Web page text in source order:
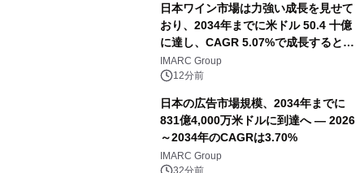
日本ワイン市場は力強い成長を見せて
おり、2034年までに米ドル 50.4 十億
に達し、CAGR 5.07%で成長すると予
測
IMARC Group
12分前
日本の広告市場規模、2034年までに
831億4,000万米ドルに到達へ ― 2026
～2034年のCAGRは3.70%
IMARC Group
32分前